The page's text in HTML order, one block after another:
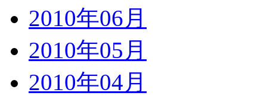
2010年06月
2010年05月
2010年04月